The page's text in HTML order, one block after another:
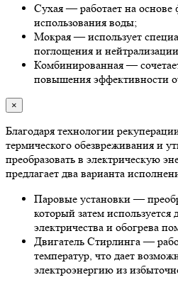
Сухая — работает на основе
использования воды;
Мокрая — использует
поглощения и
Комбинированная —
повышения эффективности
×
Благодаря технологии
термического обезвреживания и
преобразовать в
предлагает два варианта
Паровые установки —
который затем используется
электричества и обогрева
Двигатель Стирлинга —
температур, что дает
электроэнергию из